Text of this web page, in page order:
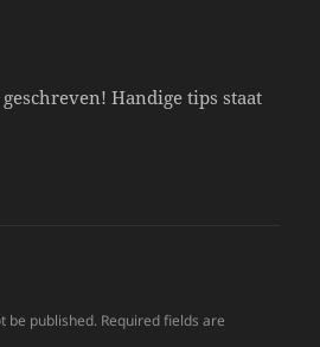
Handige tips staat
be published. Required fields are